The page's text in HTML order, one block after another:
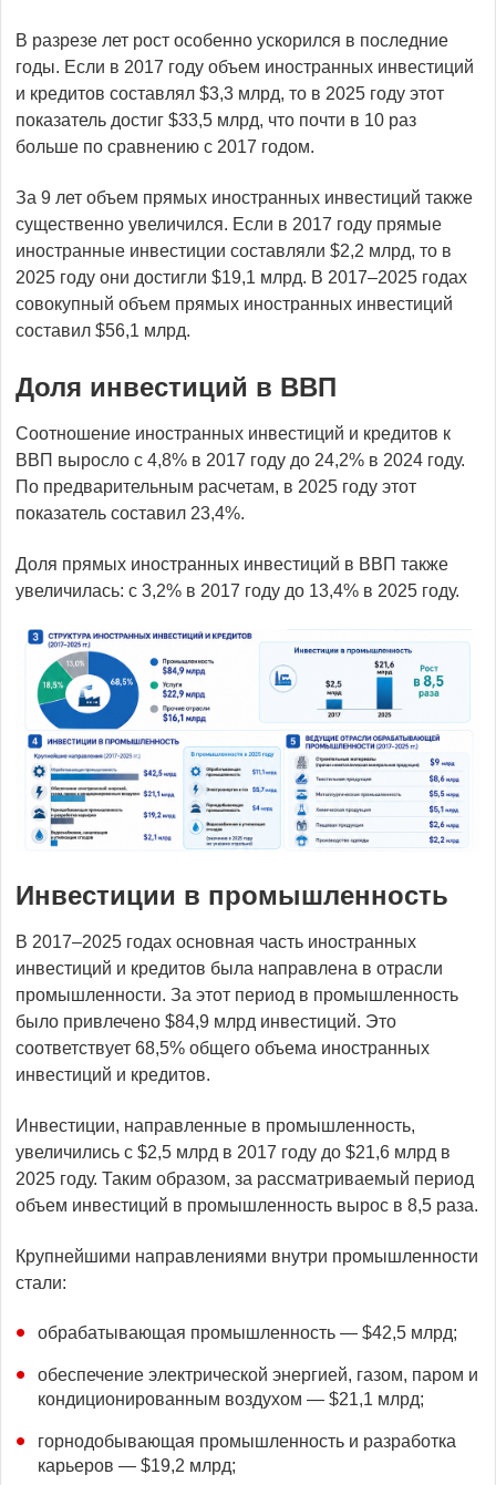
В разрезе лет рост особенно ускорился в последние
годы. Если в 2017 году объем иностранных инвестиций
и кредитов составлял $3,3 млрд, то в 2025 году этот
показатель достиг $33,5 млрд, что почти в 10 раз
больше по сравнению с 2017 годом.
За 9 лет объем прямых иностранных инвестиций также
существенно увеличился. Если в 2017 году прямые
иностранные инвестиции составляли $2,2 млрд, то в
2025 году они достигли $19,1 млрд. В 2017–2025 годах
совокупный объем прямых иностранных инвестиций
составил $56,1 млрд.
Доля инвестиций в ВВП
Соотношение иностранных инвестиций и кредитов к
ВВП выросло с 4,8% в 2017 году до 24,2% в 2024 году.
По предварительным расчетам, в 2025 году этот
показатель составил 23,4%.
Доля прямых иностранных инвестиций в ВВП также
увеличилась: с 3,2% в 2017 году до 13,4% в 2025 году.
Инвестиции в промышленность
В 2017–2025 годах основная часть иностранных
инвестиций и кредитов была направлена в отрасли
промышленности. За этот период в промышленность
было привлечено $84,9 млрд инвестиций. Это
соответствует 68,5% общего объема иностранных
инвестиций и кредитов.
Инвестиции, направленные в промышленность,
увеличились с $2,5 млрд в 2017 году до $21,6 млрд в
2025 году. Таким образом, за рассматриваемый период
объем инвестиций в промышленность вырос в 8,5 раза.
Крупнейшими направлениями внутри промышленности
стали:
обрабатывающая промышленность — $42,5 млрд;
обеспечение электрической энергией, газом, паром и
кондиционированным воздухом — $21,1 млрд;
горнодобывающая промышленность и разработка
карьеров — $19,2 млрд;